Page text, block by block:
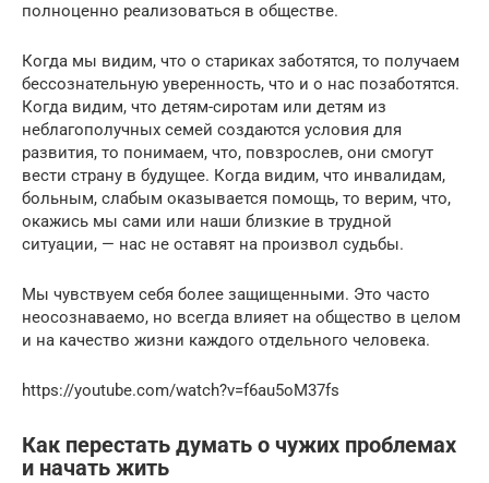
полноценно реализоваться в обществе.
Когда мы видим, что о стариках заботятся, то получаем
бессознательную уверенность, что и о нас позаботятся.
Когда видим, что детям-сиротам или детям из
неблагополучных семей создаются условия для
развития, то понимаем, что, повзрослев, они смогут
вести страну в будущее. Когда видим, что инвалидам,
больным, слабым оказывается помощь, то верим, что,
окажись мы сами или наши близкие в трудной
ситуации, — нас не оставят на произвол судьбы.
Мы чувствуем себя более защищенными. Это часто
неосознаваемо, но всегда влияет на общество в целом
и на качество жизни каждого отдельного человека.
https://youtube.com/watch?v=f6au5oM37fs
Как перестать думать о чужих проблемах
и начать жить